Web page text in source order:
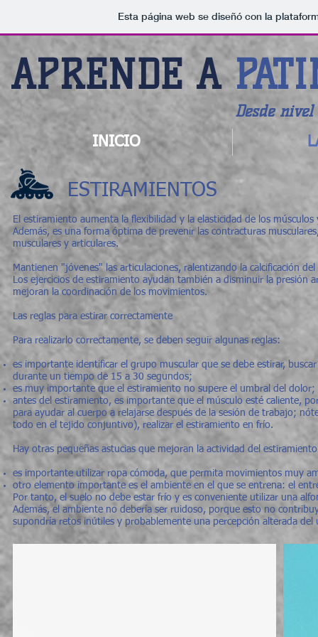
Esta página web se diseñó con la
APRENDE A
Desde nivel
INICIO
ESTIRAMIENTOS
El estiramiento aumenta la flexibilidad y la elasticidad de los
Además, es una forma óptima de prevenir las contracturas
musculares y articulares.
Mantienen "jóvenes" las articulaciones, ralentizando la calcificación
Los ejercicios de estiramiento ayudan también a disminuir la presión
mejoran la coordinación de los movimientos.
Las reglas para estirar correctamente
Para realizarlo correctamente, se deben seguir algunas reglas:
es importante identificar el grupo muscular que se debe estirar,
durante un tiempo de 15 a 30 segundos;
es muy importante que el estiramiento no supere el umbral del dolor;
antes del estiramiento, es importante que el músculo esté caliente,
para ayudar al cuerpo a relajarse después de la sesión de trabajo;
todo en el tejido conjuntivo), realizar el estiramiento en frío.
Hay otras pequeñas astucias que mejoran la actividad del
es importante utilizar ropa cómoda, que permita movimientos muy
otro elemento importante es el ambiente en el que se entrena: el
Por tanto, el suelo no debe estar frío y es conveniente utilizar una
Además, el ambiente no debería ser ruidoso, porque esto no
supondría retos inútiles y probablemente una percepción alterada del